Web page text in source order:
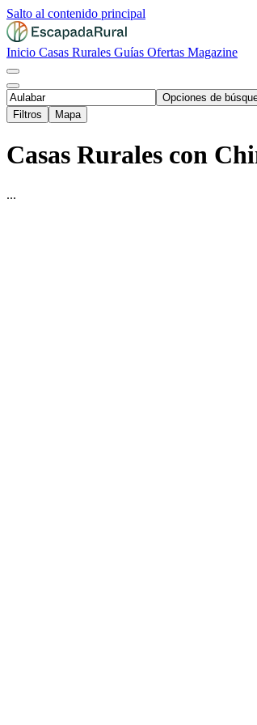
Salto al contenido principal
Inicio Casas Rurales Guías Ofertas Magazine
Opciones de
Filtros
Mapa
Casas Rurales con
...